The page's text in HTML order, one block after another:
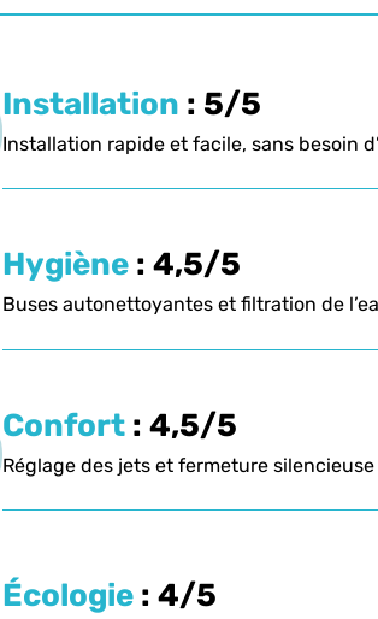
Installation : 5/5
Installation rapide et facile, sans besoin
Hygiène : 4,5/5
Buses autonettoyantes et filtration de
Confort : 4,5/5
Réglage des jets et fermeture
Écologie : 4/5